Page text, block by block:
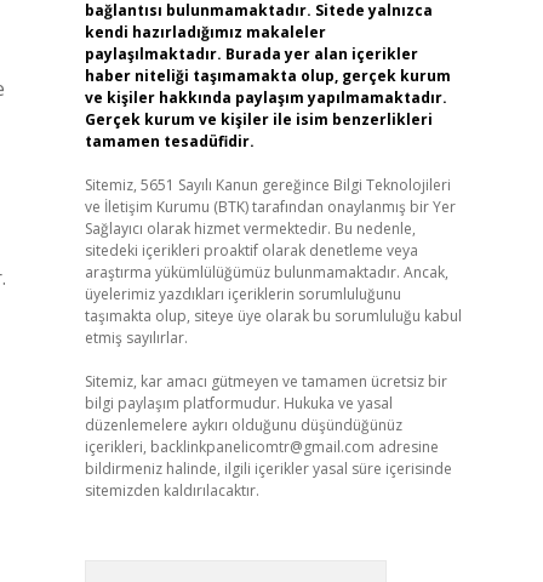
bağlantısı bulunmamaktadır. Sitede yalnızca
kendi hazırladığımız makaleler
paylaşılmaktadır. Burada yer alan içerikler
haber niteliği taşımamakta olup, gerçek kurum
ve kişiler hakkında paylaşım yapılmamaktadır.
Gerçek kurum ve kişiler ile isim benzerlikleri
tamamen tesadüfidir.
Sitemiz, 5651 Sayılı Kanun gereğince Bilgi Teknolojileri
ve İletişim Kurumu (BTK) tarafından onaylanmış bir Yer
Sağlayıcı olarak hizmet vermektedir. Bu nedenle,
sitedeki içerikleri proaktif olarak denetleme veya
araştırma yükümlülüğümüz bulunmamaktadır. Ancak,
üyelerimiz yazdıkları içeriklerin sorumluluğunu
taşımakta olup, siteye üye olarak bu sorumluluğu kabul
etmiş sayılırlar.
Sitemiz, kar amacı gütmeyen ve tamamen ücretsiz bir
bilgi paylaşım platformudur. Hukuka ve yasal
düzenlemelere aykırı olduğunu düşündüğünüz
içerikleri, backlinkpanelicomtr@gmail.com adresine
bildirmeniz halinde, ilgili içerikler yasal süre içerisinde
sitemizden kaldırılacaktır.